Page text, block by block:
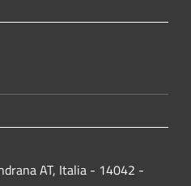
AT, Italia - 14042 -